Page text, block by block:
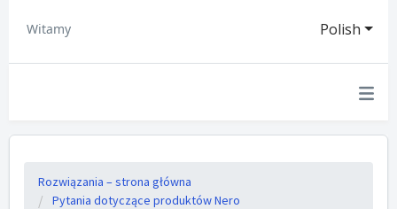
Polish
Witamy
Rozwiązania – strona główna
Pytania dotyczące produktów Nero